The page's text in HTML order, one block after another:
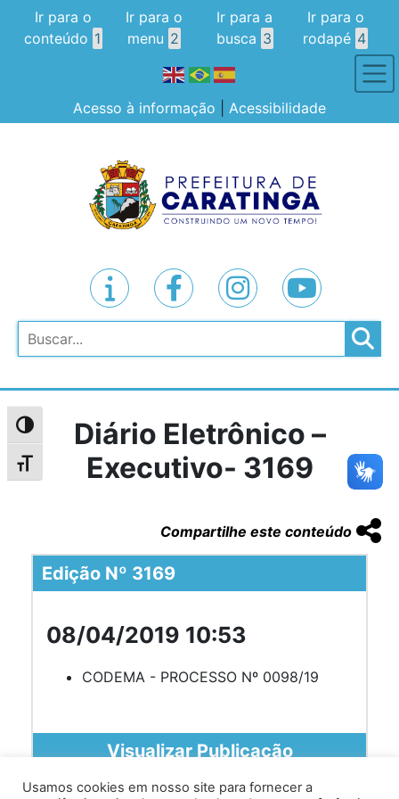
Alternar alto contraste
Alternar tamanho da fonte
Ir para o
conteúdo 1
Ir para o
menu 2
Ir para a
busca 3
Ir para o
rodapé 4
Acesso à informação Acessibilidade
Pesquisar
Diário Eletrônico –
Executivo- 3169
Compartilhe este conteúdo
Edição Nº 3169
08/04/2019 10:53
CODEMA - PROCESSO Nº 0098/19
Visualizar Publicação
Usamos cookies em nosso site para fornecer a